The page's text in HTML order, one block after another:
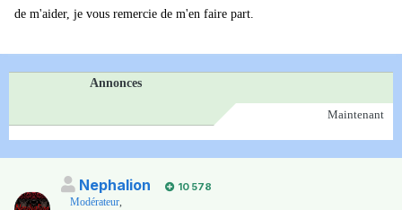
de m'aider, je vous remercie de m'en faire part.
Annonces
Maintenant
Nephalion
10 578
Modérateur,